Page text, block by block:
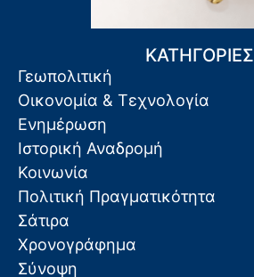
ΚΑΤΗΓΟΡΙΕΣ
Γεωπολιτική
Οικονομία & Τεχνολογία
Ενημέρωση
Ιστορική Αναδρομή
Κοινωνία
Πολιτική Πραγματικότητα
Σάτιρα
Χρονογράφημα
Σύνοψη